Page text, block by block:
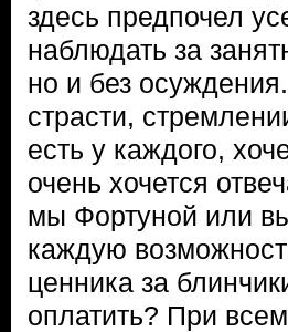
здесь предпочел
наблюдать за
но и без
страсти,
есть у каждого,
очень хочется
мы Фортуной или
каждую
ценника за
оплатить? При